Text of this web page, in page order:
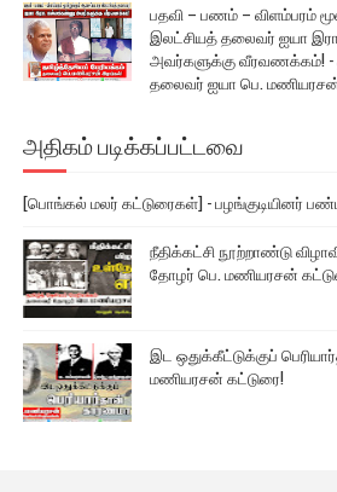
பதவி – பணம் – விளம்பரம்
இலட்சியத் தலைவர் ஐயா
அவர்களுக்கு வீரவணக்கம்! -
தலைவர் ஐயா பெ.
அதிகம் படிக்கப்பட்டவை
[பொங்கல் மலர் கட்டுரைகள்] - பழங்குடியினர்
நீதிக்கட்சி நூற்றாண்டு
தோழர் பெ. மணியரசன்
இட ஒதுக்கீட்டுக்குப்
மணியரசன் கட்டுரை!